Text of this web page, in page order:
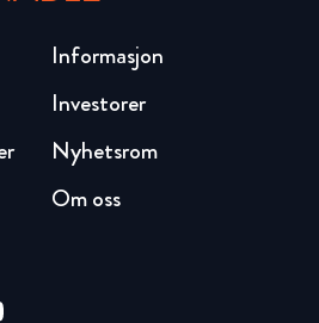
Investorer
Nyhetsrom
Om oss
Informasjon